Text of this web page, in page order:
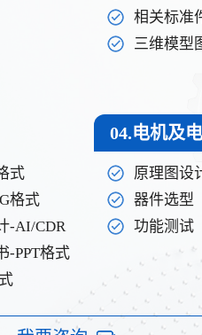
相关标准
三维模型
式
格式
-AI/CDR
-PPT格式
04.电机及
原理图设
器件选型
功能测试